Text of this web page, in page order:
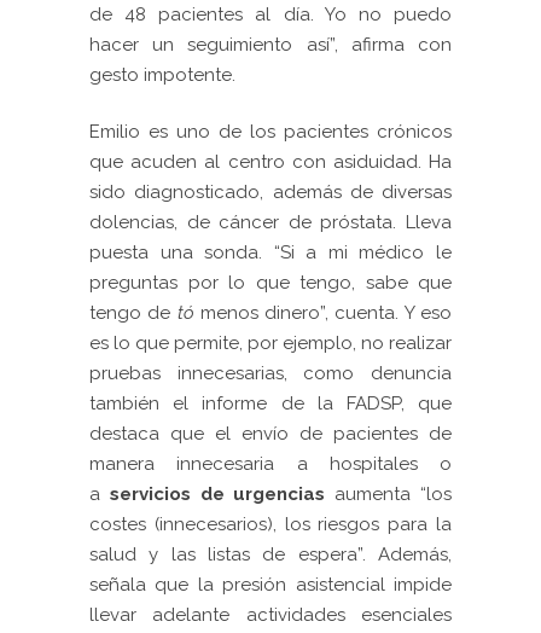
de 48 pacientes al día. Yo no puedo
hacer un seguimiento así”, afirma con
gesto impotente.
Emilio es uno de los pacientes crónicos
que acuden al centro con asiduidad. Ha
sido diagnosticado, además de diversas
dolencias, de cáncer de próstata. Lleva
puesta una sonda. “Si a mi médico le
preguntas por lo que tengo, sabe que
tengo de tó menos dinero”, cuenta. Y eso
es lo que permite, por ejemplo, no realizar
pruebas innecesarias, como denuncia
también el informe de la FADSP, que
destaca que el envío de pacientes de
manera innecesaria a hospitales o
a servicios de urgencias aumenta “los
costes (innecesarios), los riesgos para la
salud y las listas de espera”. Además,
señala que la presión asistencial impide
llevar adelante actividades esenciales